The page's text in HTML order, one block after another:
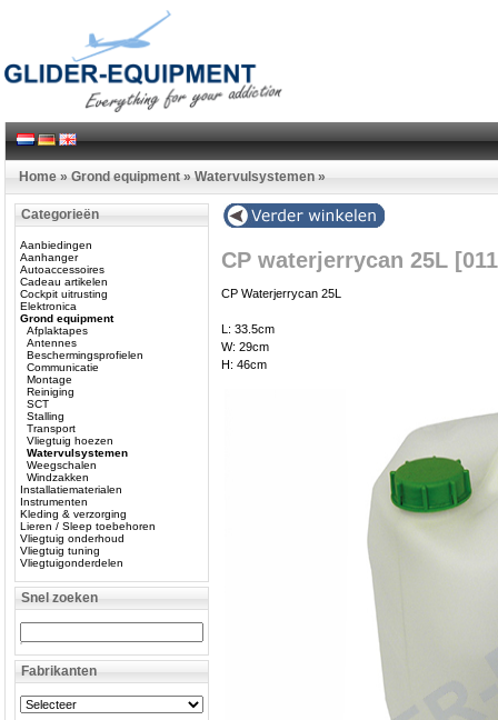
Home » Grond equipment » Watervulsystemen »
Categorieën
Aanbiedingen
Aanhanger
Autoaccessoires
Cadeau artikelen
Cockpit uitrusting
Elektronica
Grond equipment
Afplaktapes
Antennes
Beschermingsprofielen
Communicatie
Montage
Reiniging
SCT
Stalling
Transport
Vliegtuig hoezen
Watervulsystemen
Weegschalen
Windzakken
Installatiematerialen
Instrumenten
Kleding & verzorging
Lieren / Sleep toebehoren
Vliegtuig onderhoud
Vliegtuig tuning
Vliegtuigonderdelen
Snel zoeken
Fabrikanten
CP waterjerrycan 25L
CP Waterjerrycan 25L
L: 33.5cm
W: 29cm
H: 46cm